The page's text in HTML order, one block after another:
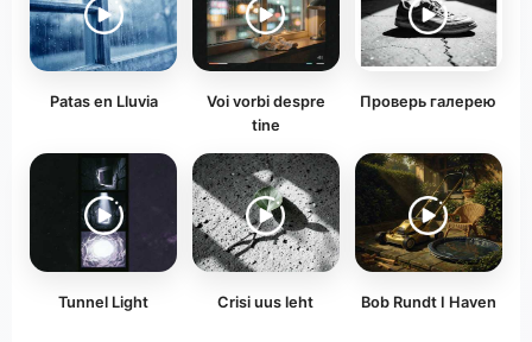
Patas en Lluvia
Voi vorbi despre
tine
Проверь галерею
Tunnel Light Crisi uus leht Bob Rundt I Haven